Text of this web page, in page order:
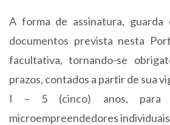
A forma de assinatura, guarda
documentos prevista nesta
facultativa, tornando-se
prazos, contados a partir de sua
I – 5 (cinco) anos, para
microempreendedores